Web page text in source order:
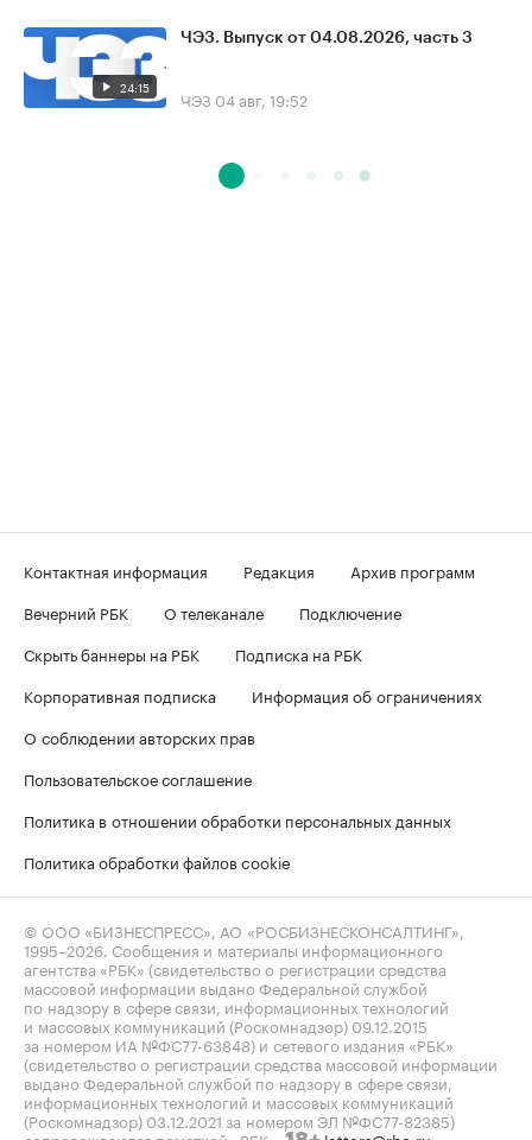
24:15
ЧЭЗ. Выпуск от 04.08.2026, часть 3
ЧЭЗ 04 авг, 19:52
Контактная информация Редакция
Архив программ
Вечерний РБК
О телеканале
Подключение
Скрыть баннеры на РБК
Подписка на РБК
Корпоративная подписка
Информация об ограничениях
О соблюдении авторских прав
Пользовательское соглашение
Политика в отношении обработки персональных данных
Политика обработки файлов cookie
© ООО «БИЗНЕСПРЕСС», АО «РОСБИЗНЕСКОНСАЛТИНГ»,
1995–2026 . Сообщения и материалы информационного
агентства «РБК» (свидетельство о регистрации средства
массовой информации выдано Федеральной службой
по надзору в сфере связи, информационных технологий
и массовых коммуникаций (Роскомнадзор) 09.12.2015
за номером ИА №ФС77-63848) и сетевого издания «РБК»
(свидетельство о регистрации средства массовой информации
выдано Федеральной службой по надзору в сфере связи,
информационных технологий и массовых коммуникаций
(Роскомнадзор) 03.12.2021 за номером ЭЛ №ФС77-82385)